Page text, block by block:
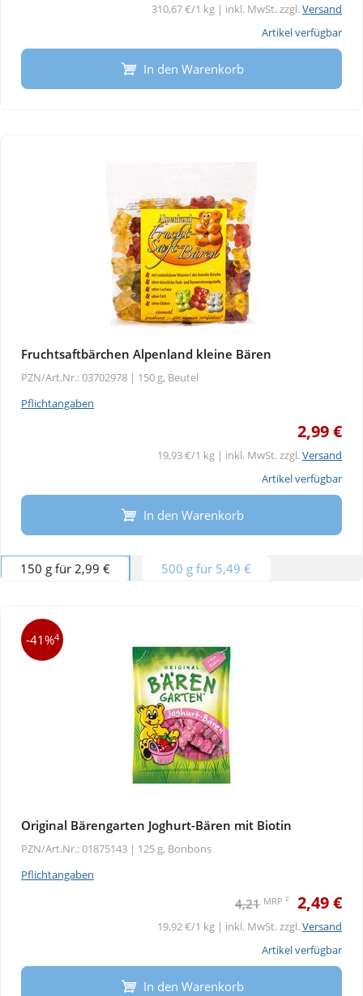
310,67 €/1 kg | inkl. MwSt. zzgl.Versand
Artikel verfügbar
In den Warenkorb
Fruchtsaftbärchen Alpenland kleine Bären
PZN/Art.Nr.: 03702978 | 150 g, Beutel
Pflichtangaben
2,99 €
19,93 €/1 kg | inkl. MwSt. zzgl.Versand
Artikel verfügbar
In den Warenkorb
150 g für 2,99 € 500 g für 5,49 €
-41%4
Original Bärengarten Joghurt-Bären mit Biotin
PZN/Art.Nr.: 01875143 | 125 g, Bonbons
Pflichtangaben
4,21 MRP 2 2,49 €
19,92 €/1 kg | inkl. MwSt. zzgl.Versand
Artikel verfügbar
In den Warenkorb